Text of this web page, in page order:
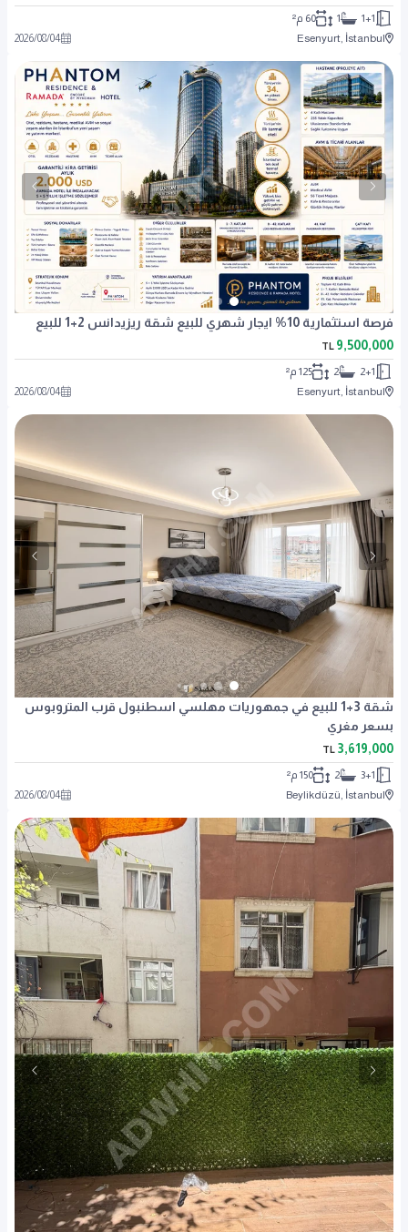
1+1
1
60 م²
Esenyurt, İstanbul
2026/08/04
فرصة استثمارية 10% ايجار شهري للبيع شقة ريزيدانس 2+1 للبيع
9,500,000
TL
2+1
2
125 م²
Esenyurt, İstanbul
2026/08/04
شقة 3+1 للبيع في جمهوريات مهلسي اسطنبول قرب المتروبوس
بسعر مغري
3,619,000
TL
3+1
2
150 م²
Beylikdüzü, İstanbul
2026/08/04